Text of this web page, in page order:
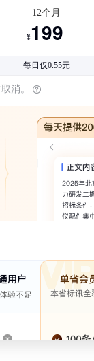
12个月
¥199
每日仅0.55元
消。